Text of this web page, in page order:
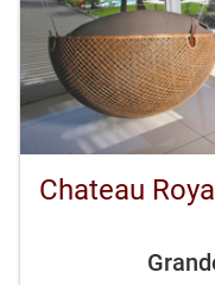
Chateau